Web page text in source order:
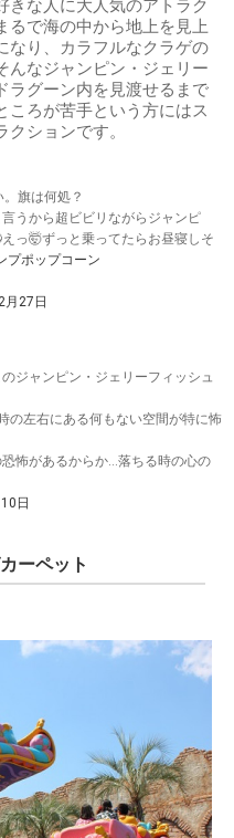
きな人に大人気のアトラク
るで海の中から地上を見上
なり、カラフルなクラゲの
んなジャンピン・ジェリー
ラグーン内を見渡せるまで
ころが苦手という方にはス
ションです。
旗は何処？
うから超ビビリながらジャンピ
っ🤯ずっと乗ってたらお昼寝しそ
プポップコーン
月27日
ジャンピン・ジェリーフィッシュ
の左右にある何もない空間が特に怖
怖があるからか…落ちる時の心の
日
ーペット